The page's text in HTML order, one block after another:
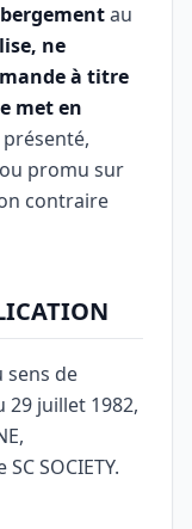
au
ne
à titre
met en
promu sur
contraire
sens de
29 juillet 1982,
SOCIETY.